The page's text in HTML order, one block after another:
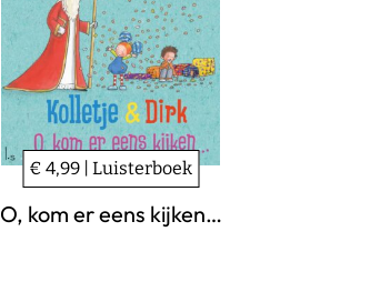
€ 4,99 | Luisterboek
O, kom er eens kijken…